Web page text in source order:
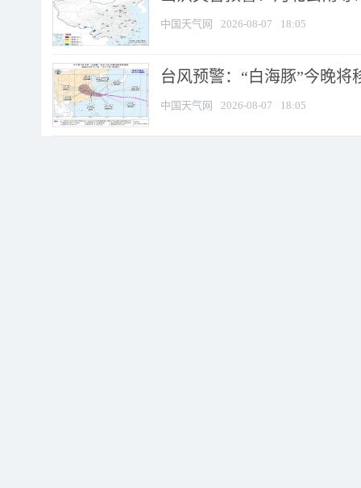
中国天气网 2026-08-07 18:05
台风预警：“白海豚”今晚将
中国天气网 2026-08-07 18:05